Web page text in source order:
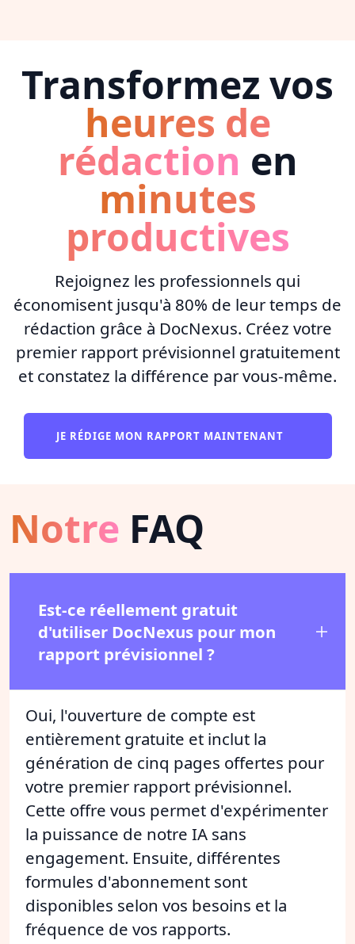
Transformez vos
heures de
rédaction en
minutes
productives
Rejoignez les professionnels qui
économisent jusqu'à 80% de leur temps de
rédaction grâce à DocNexus. Créez votre
premier rapport prévisionnel gratuitement
et constatez la différence par vous-même.
JE RÉDIGE MON RAPPORT MAINTENANT
Notre FAQ
Est-ce réellement gratuit
d'utiliser DocNexus pour mon
rapport prévisionnel ?
Oui, l'ouverture de compte est
entièrement gratuite et inclut la
génération de cinq pages offertes pour
votre premier rapport prévisionnel.
Cette offre vous permet d'expérimenter
la puissance de notre IA sans
engagement. Ensuite, différentes
formules d'abonnement sont
disponibles selon vos besoins et la
fréquence de vos rapports.